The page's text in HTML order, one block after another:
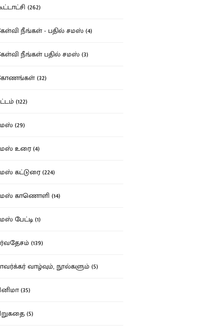
(262)
நீங்கள் - பதில் சமஸ் (4)
நீங்கள் பதில் சமஸ் (3)
(32)
(122)
(29)
உரை (4)
கட்டுரை (224)
காணொளி (14)
பேட்டி (1)
(139)
வாழ்வும், நூல்களும் (5)
(35)
(5)